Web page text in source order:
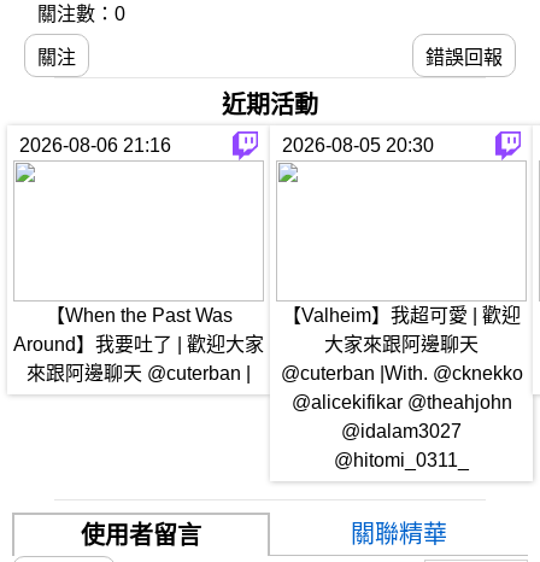
關注數：0
關注 錯誤回報
近期活動
2026-08-06 21:16
【When the Past Was
Around】我要吐了 | 歡迎大家
來跟阿邊聊天 @cuterban |
2026-08-05 20:30
【Valheim】我超可愛 | 歡迎
大家來跟阿邊聊天
@cuterban |With. @cknekko
@alicekifikar @theahjohn
@idalam3027
@hitomi_0311_
使用者留言 關聯精華